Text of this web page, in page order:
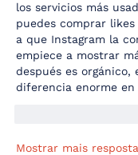
los servicios más
puedes comprar
a que Instagram la
empiece a mostrar
después es
diferencia enorme
Mostrar mais